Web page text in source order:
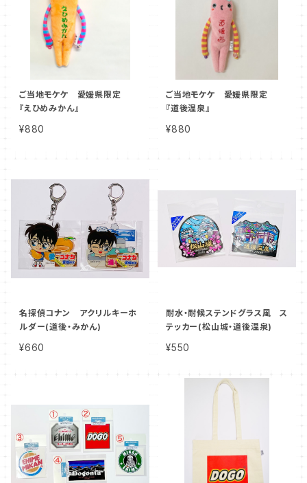
ご当地モケケ 愛媛県限定
『えひめみかん』
¥880
ご当地モケケ 愛媛県限定
『道後温泉』
¥880
名探偵コナン アクリルキーホ
ルダー(道後・みかん)
¥660
耐水・耐候ステンドグラス風 ス
テッカー(松山城・道後温泉)
¥550